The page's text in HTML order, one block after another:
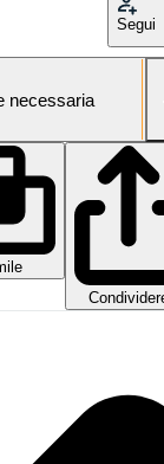
Segui
necessaria